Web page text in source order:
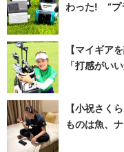
わった! “プ
【マイギア
「打感がい
【小祝さく
ものは魚、